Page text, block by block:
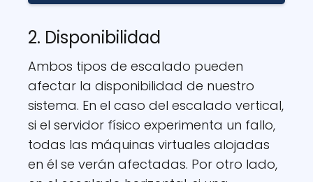
2. Disponibilidad
Ambos tipos de escalado pueden
afectar la disponibilidad de nuestro
sistema. En el caso del escalado vertical,
si el servidor físico experimenta un fallo,
todas las máquinas virtuales alojadas
en él se verán afectadas. Por otro lado,